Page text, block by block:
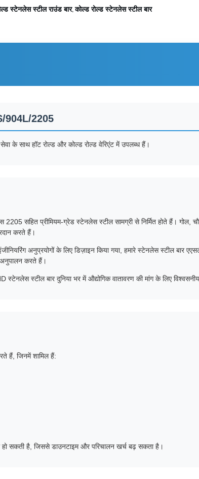
स्टेनलेस स्टील राउंड बार,कोल्ड रोल्ड स्टेनलेस स्टील बार
904L/2205
के साथ हॉट रोल्ड और कोल्ड रोल्ड वेरिएंट में उपलब्ध हैं।
सहित प्रीमियम-ग्रेड स्टेनलेस स्टील सामग्री से निर्मित होते हैं। गोल,
करते हैं।
अनुप्रयोगों के लिए डिज़ाइन किया गया, हमारे स्टेनलेस स्टील बार
अनुपालन करते हैं।
स्टील बार दुनिया भर में औद्योगिक वातावरण की मांग के लिए
हैं, जिनमें शामिल हैं:
हो सकती है, जिससे डाउनटाइम और परिचालन खर्च बढ़ सकता है।